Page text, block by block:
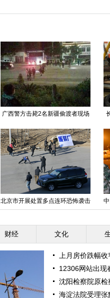
广西警方击毙2名新疆偷渡者现场
北京市开展处置多点连环恐怖袭击
实战演练
财经 文化
上月房价跌幅
12306网站出现
沈阳检察院原
海淀法院受理